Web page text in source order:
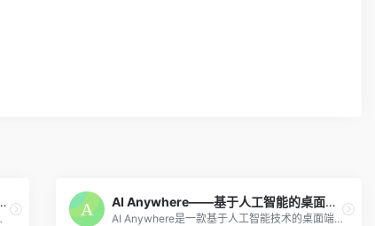
AI建筑设计工具
效准确的设计平台。
AI Anywhere——基于人工智能的桌面端智能助手
AI Anywhere是一款基于人工智能技术的桌面端智能助手，旨在为广大的用户提供高效便捷的AI助手服务，可以支持翻译、润色、解释选中的文本等功能。